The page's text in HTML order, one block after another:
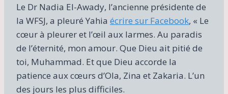
Le Dr Nadia El-Awady, l’ancienne présidente de
la WFSJ, a pleuré Yahia écrire sur Facebook, « Le
cœur à pleurer et l’œil aux larmes. Au paradis
de l’éternité, mon amour. Que Dieu ait pitié de
toi, Muhammad. Et que Dieu accorde la
patience aux cœurs d’Ola, Zina et Zakaria. L’un
des jours les plus difficiles.